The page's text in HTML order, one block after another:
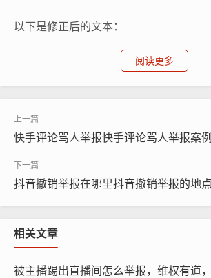
以下是修正后的文本：
在互联网时代，短视频平台已经成为人
大的困扰，为了解决这个问题，抖音推
励用户积极举报各种违规行为。
举报则需要提供更多的证据，如截图、
阅读更多
快手评论骂人举报快手评论骂人举报案
抖音撤销举报在哪里抖音撤销举报的地点
相关文章